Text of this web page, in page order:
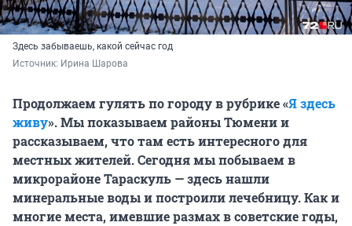
Здесь забываешь, какой сейчас год
Источник: Ирина Шарова
Продолжаем гулять по городу в рубрике «Я здесь
живу». Мы показываем районы Тюмени и
рассказываем, что там есть интересного для
местных жителей. Сегодня мы побываем в
микрорайоне Тараскуль — здесь нашли
минеральные воды и построили лечебницу. Как и
многие места, имевшие размах в советские годы,